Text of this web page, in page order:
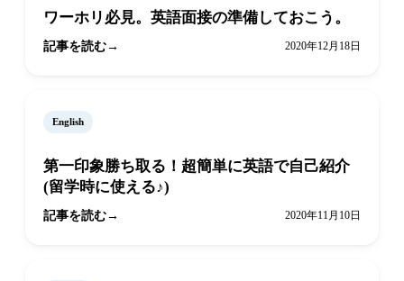
ワーホリ必見。英語面接の準備しておこう。
記事を読む 2020年12月18日
English
第一印象勝ち取る！超簡単に英語で自己紹介
(留学時に使える♪)
記事を読む 2020年11月10日